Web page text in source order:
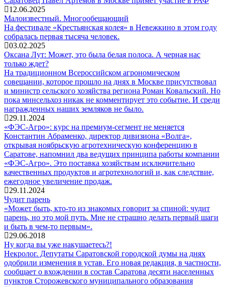
12.06.2025
Малоизвестный. Многообещающий
На фестивале «Крестьянская колея» в Невежкино в этом году
собралась первая тысяча человек.
03.02.2025
Оксана Лут: Может, это была белая полоса. А черная нас
только ждет?
На традиционном Всероссийском агрономическом
совещании, которое прошло на днях в Москве присутствовал
и министр сельского хозяйства региона Роман Ковальский. Но
пока минсельхоз никак не комментирует это событие. И среди
награжденных наших земляков не было.
29.11.2024
«ФЭС-Агро»: курс на премиум-сегмент не меняется
Константин Абраменко, директор дивизиона «Волга»,
открывая ноябрьскую агротехническую конференцию в
Саратове, напомнил два ведущих принципа работы компании
«ФЭС-Агро». Это поставка хозяйствам исключительно
качественных продуктов и агротехнологий и, как следствие,
ежегодное увеличение продаж.
29.11.2024
Чудит парень
«Может быть, кто-то из знакомых говорит за спиной: чудит
парень, но это мой путь. Мне не страшно делать первый шаги
и быть в чем-то первым».
29.06.2018
Ну когда вы уже накушаетесь?!
Некролог. Депутаты Саратовской городской думы на днях
одобрили изменения в устав. Его новая редакция, в частности,
сообщает о вхождении в состав Саратова десяти населенных
пунктов Сторожевского муниципального образования